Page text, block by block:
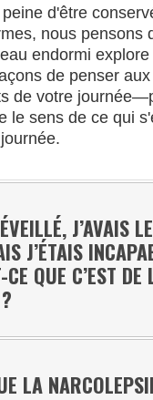
d'être
nous pensons
endormi explore
de penser aux
de votre
le sens de ce qui
J’AVAIS
J’ÉTAIS
QUE C’EST DE
LA